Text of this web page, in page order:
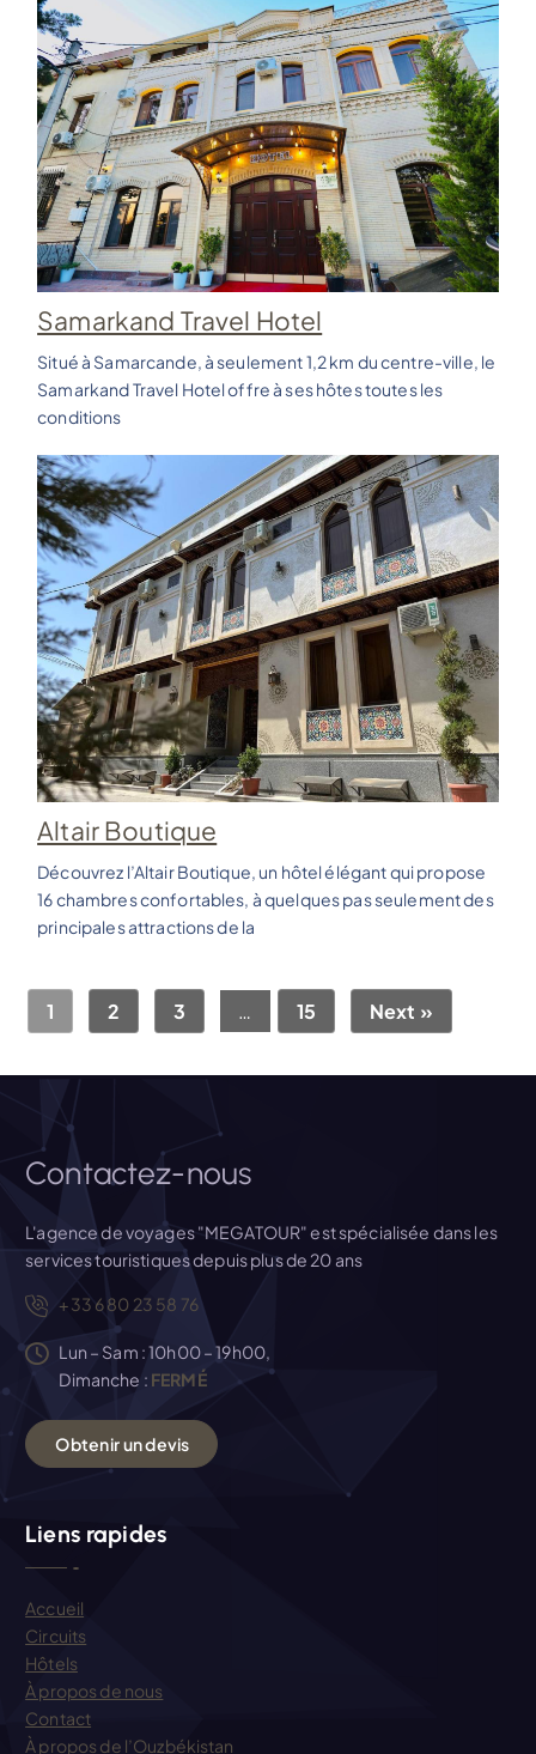
Samarkand Travel Hotel
Situé à Samarcande, à seulement 1,2 km du centre-ville, le
Samarkand Travel Hotel offre à ses hôtes toutes les
conditions
Altair Boutique
Découvrez l’Altair Boutique, un hôtel élégant qui propose
16 chambres confortables, à quelques pas seulement des
principales attractions de la
1 2 3 … 15 Next »
Contactez-nous
L'agence de voyages "MEGATOUR" est spécialisée dans les
services touristiques depuis plus de 20 ans
+33 6 80 23 58 76
Lun – Sam : 10h00 – 19h00,
Dimanche : FERMÉ
Obtenirundevis
Liens rapides
Accueil
Circuits
Hôtels
À propos de nous
Contact
À propos de l’Ouzbékistan